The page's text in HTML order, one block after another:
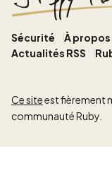
Sécurité À propos
Actualités RSS
Ce siteest fièrement
communauté Ruby.